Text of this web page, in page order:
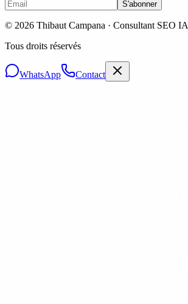
S'abonner
© 2026 Thibaut Campana · Consultant SEO IA
Tous droits réservés
WhatsApp Contact